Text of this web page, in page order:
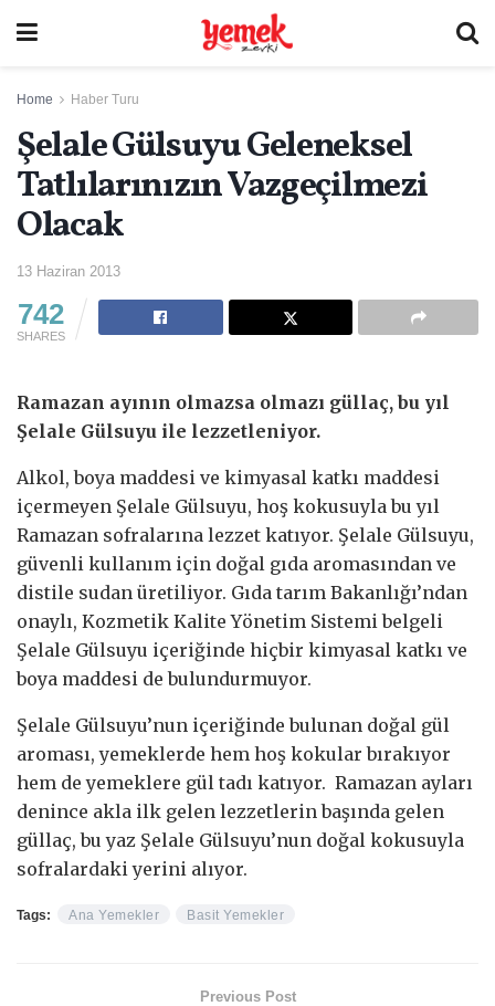
Home Haber Turu
Şelale Gülsuyu Geleneksel
Tatlılarınızın Vazgeçilmezi
Olacak
13 Haziran 2013
742
SHARES
Ramazan ayının olmazsa olmazı güllaç, bu yıl
Şelale Gülsuyu ile lezzetleniyor.
Alkol, boya maddesi ve kimyasal katkı maddesi
içermeyen Şelale Gülsuyu, hoş kokusuyla bu yıl
Ramazan sofralarına lezzet katıyor. Şelale Gülsuyu,
güvenli kullanım için doğal gıda aromasından ve
distile sudan üretiliyor. Gıda tarım Bakanlığı’ndan
onaylı, Kozmetik Kalite Yönetim Sistemi belgeli
Şelale Gülsuyu içeriğinde hiçbir kimyasal katkı ve
boya maddesi de bulundurmuyor.
Şelale Gülsuyu’nun içeriğinde bulunan doğal gül
aroması, yemeklerde hem hoş kokular bırakıyor
hem de yemeklere gül tadı katıyor. Ramazan ayları
denince akla ilk gelen lezzetlerin başında gelen
güllaç, bu yaz Şelale Gülsuyu’nun doğal kokusuyla
sofralardaki yerini alıyor.
Tags: Ana Yemekler Basit Yemekler
Previous Post